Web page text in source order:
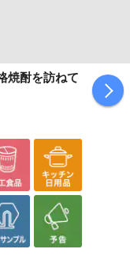
焼酎を訪ねて